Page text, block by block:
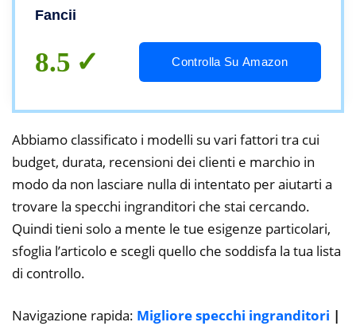
Ventosa Potente, Tocco Intelligente,
Viaggio(Mira 2)
Fancii
8.5 Controlla Su Amazon
Abbiamo classificato i modelli su vari fattori tra cui
budget, durata, recensioni dei clienti e marchio in
modo da non lasciare nulla di intentato per aiutarti a
trovare la specchi ingranditori che stai cercando.
Quindi tieni solo a mente le tue esigenze particolari,
sfoglia l’articolo e scegli quello che soddisfa la tua lista
di controllo.
Navigazione rapida: Migliore specchi ingranditori |